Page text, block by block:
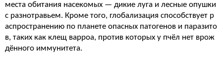
места обитания насекомых — дикие луга и лесные опушки
с разнотравьем. Кроме того, глобализация способствует р
аспространению по планете опасных патогенов и паразито
в, таких как клещ варроа, против которых у пчёл нет врож
дённого иммунитета.